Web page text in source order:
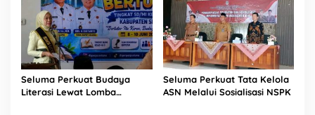
Seluma Perkuat Budaya
Literasi Lewat Lomba
Seluma Perkuat Tata Kelola
ASN Melalui Sosialisasi NSPK